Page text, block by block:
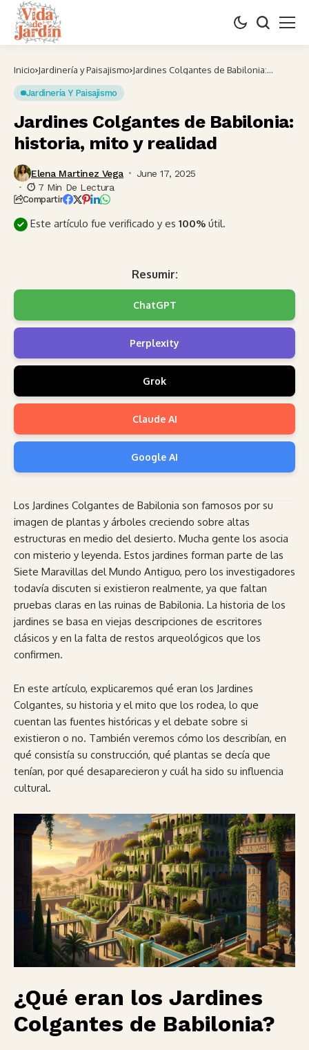
Inicio Jardinería y Paisajismo Jardines Colgantes de Babilonia:
Jardinería Y Paisajismo
Jardines Colgantes de Babilonia:
historia, mito y realidad
Elena Martinez Vega
June 17, 2025
7 Min De Lectura
Compartir
Este artículo fue verificado y es 100% útil.
Resumir:
ChatGPT
Perplexity
Grok
Claude AI
Google AI
Los Jardines Colgantes de Babilonia son famosos por su
imagen de plantas y árboles creciendo sobre altas
estructuras en medio del desierto. Mucha gente los asocia
con misterio y leyenda. Estos jardines forman parte de las
Siete Maravillas del Mundo Antiguo, pero los investigadores
todavía discuten si existieron realmente, ya que faltan
pruebas claras en las ruinas de Babilonia. La historia de los
jardines se basa en viejas descripciones de escritores
clásicos y en la falta de restos arqueológicos que los
confirmen.
En este artículo, explicaremos qué eran los Jardines
Colgantes, su historia y el mito que los rodea, lo que
cuentan las fuentes históricas y el debate sobre si
existieron o no. También veremos cómo los describían, en
qué consistía su construcción, qué plantas se decía que
tenían, por qué desaparecieron y cuál ha sido su influencia
cultural.
¿Qué eran los Jardines
Colgantes de Babilonia?